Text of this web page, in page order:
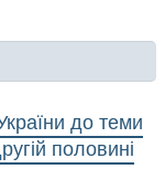
до теми
половині